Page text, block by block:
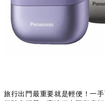
旅行出門最重要就是輕便！一